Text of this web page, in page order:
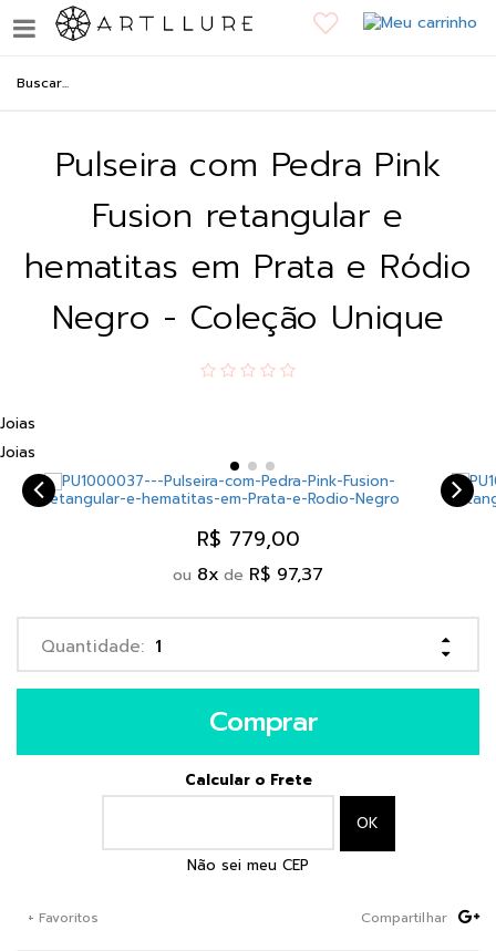
Pulseira com Pedra Pink
Fusion retangular e
hematitas em Prata e Ródio
Negro - Coleção Unique
Joias
Joias
R$ 779,00
ou 8x de R$ 97,37
Comprar
Calcular o Frete
Não sei meu CEP
+ Favoritos Compartilhar